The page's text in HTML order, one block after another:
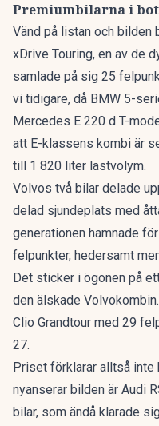
Premiumbilarna i
Vänd på listan och bilden
xDrive Touring, en av de
samlade på sig 25
vi tidigare, då BMW 5-
Mercedes E 220 d T-
att E-klassens kombi är
till 1 820 liter lastvolym.
Volvos två bilar delade
delad sjundeplats med
generationen hamnade
felpunkter, hedersamt
Det sticker i ögonen på
den älskade Volvokombin
Clio Grandtour med 29
27.
Priset förklarar alltså inte
nyanserar bilden är Audi
bilar, som ändå klarade